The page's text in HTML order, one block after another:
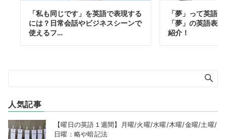
「私も同じです」を英語で表現する
には？日常会話やビジネスシーンで
使えるフ…
「夢」って英語
「夢」の英語表
紹介！
人気記事
【曜日の英語１週間】月曜/火曜/水曜/木曜/金曜/土曜/
日曜：略や暗記法